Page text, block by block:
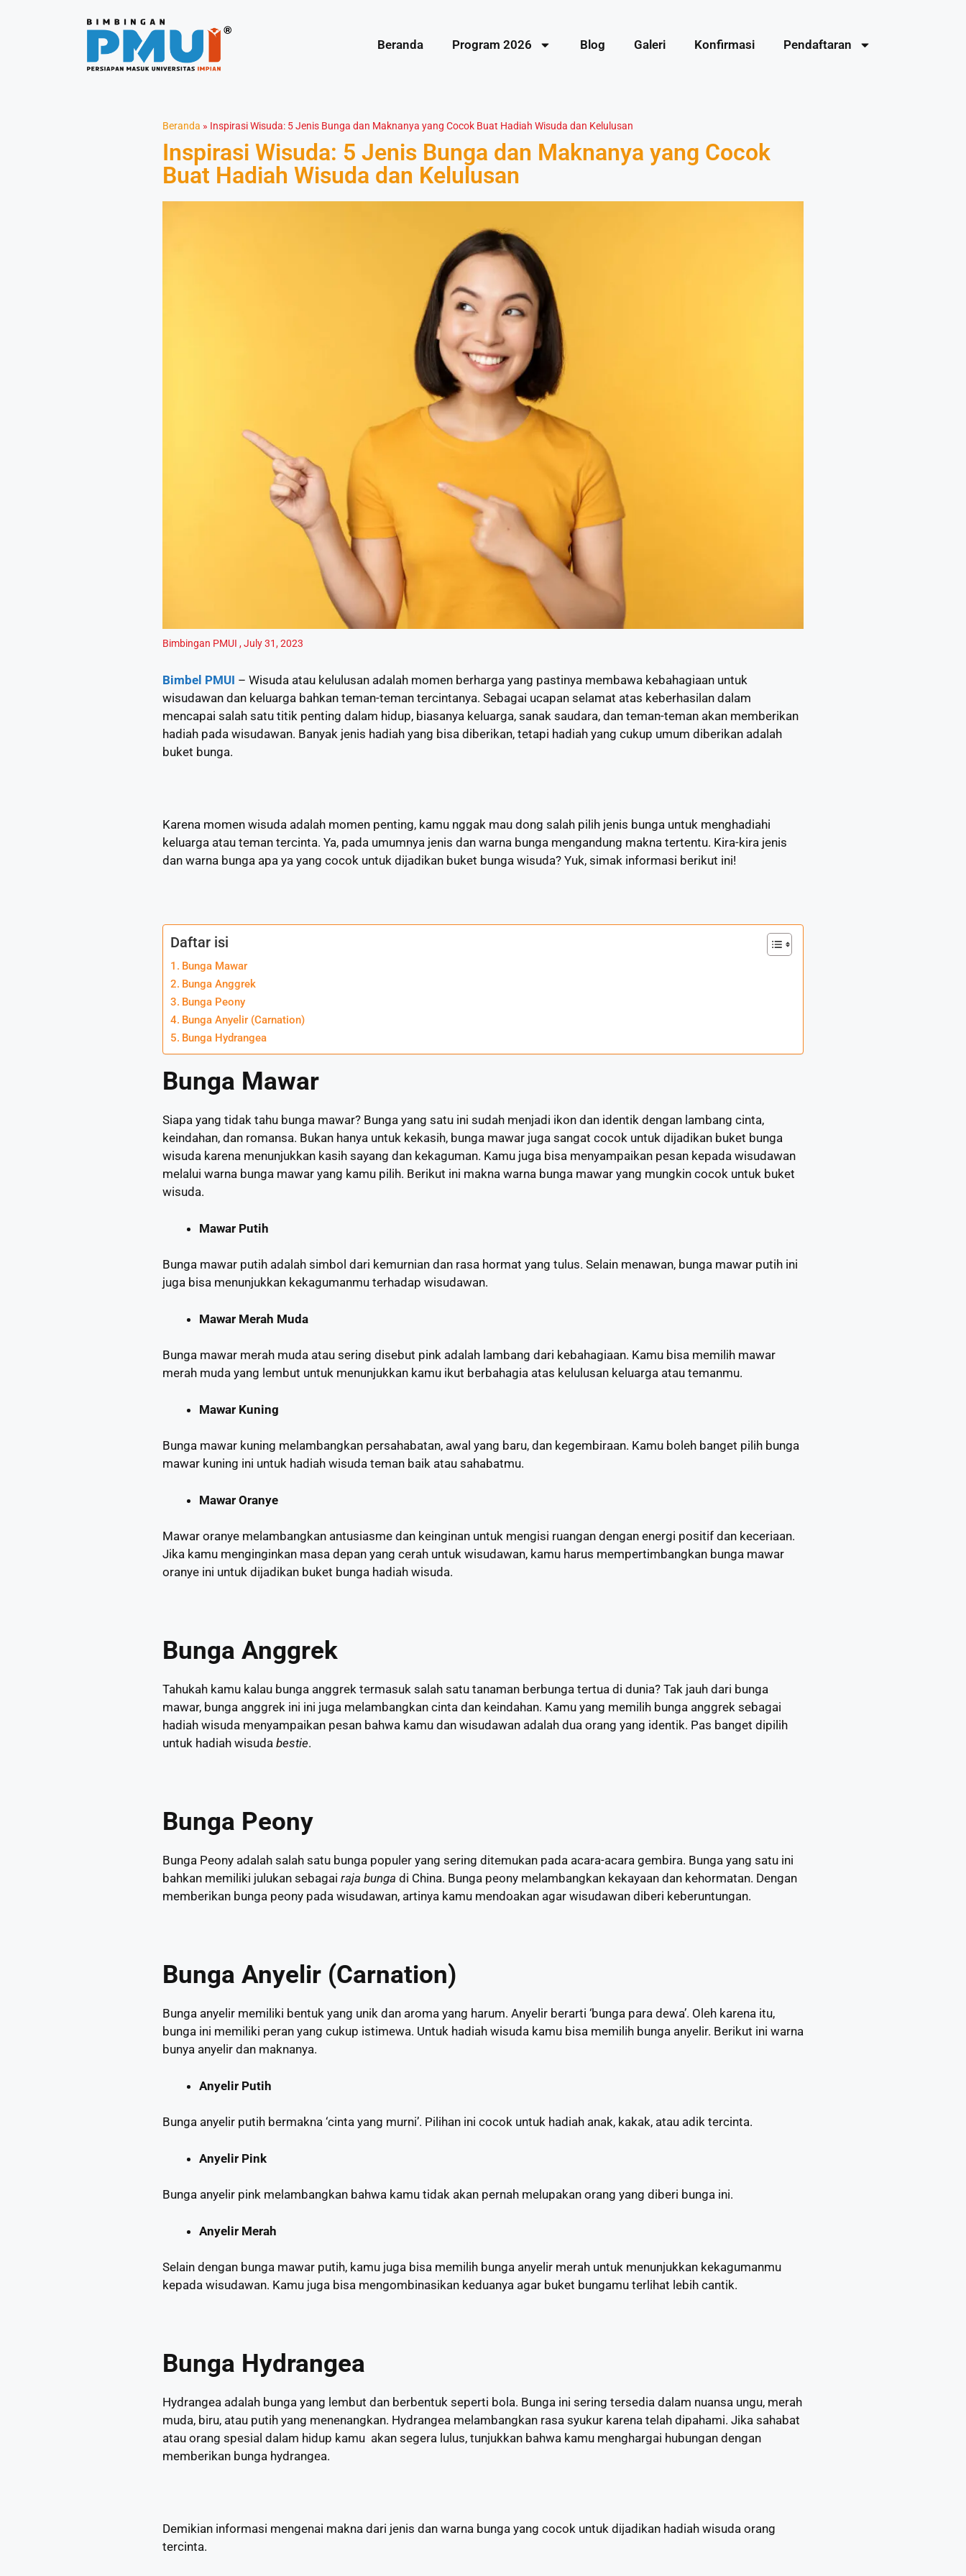
Beranda Program 2026 Blog Galeri Konfirmasi Pendaftaran
Beranda » Inspirasi Wisuda: 5 Jenis Bunga dan Maknanya yang Cocok Buat Hadiah Wisuda dan Kelulusan
Inspirasi Wisuda: 5 Jenis Bunga dan Maknanya yang Cocok
Buat Hadiah Wisuda dan Kelulusan
Bimbingan PMUI ,July 31, 2023
Bimbel PMUI – Wisuda atau kelulusan adalah momen berharga yang pastinya membawa kebahagiaan untuk
wisudawan dan keluarga bahkan teman-teman tercintanya. Sebagai ucapan selamat atas keberhasilan dalam
mencapai salah satu titik penting dalam hidup, biasanya keluarga, sanak saudara, dan teman-teman akan memberikan
hadiah pada wisudawan. Banyak jenis hadiah yang bisa diberikan, tetapi hadiah yang cukup umum diberikan adalah
buket bunga.
Karena momen wisuda adalah momen penting, kamu nggak mau dong salah pilih jenis bunga untuk menghadiahi
keluarga atau teman tercinta. Ya, pada umumnya jenis dan warna bunga mengandung makna tertentu. Kira-kira jenis
dan warna bunga apa ya yang cocok untuk dijadikan buket bunga wisuda? Yuk, simak informasi berikut ini!
Daftar isi
Bunga Mawar
Bunga Anggrek
Bunga Peony
Bunga Anyelir (Carnation)
Bunga Hydrangea
Bunga Mawar
Siapa yang tidak tahu bunga mawar? Bunga yang satu ini sudah menjadi ikon dan identik dengan lambang cinta,
keindahan, dan romansa. Bukan hanya untuk kekasih, bunga mawar juga sangat cocok untuk dijadikan buket bunga
wisuda karena menunjukkan kasih sayang dan kekaguman. Kamu juga bisa menyampaikan pesan kepada wisudawan
melalui warna bunga mawar yang kamu pilih. Berikut ini makna warna bunga mawar yang mungkin cocok untuk buket
wisuda.
Mawar Putih
Bunga mawar putih adalah simbol dari kemurnian dan rasa hormat yang tulus. Selain menawan, bunga mawar putih ini
juga bisa menunjukkan kekagumanmu terhadap wisudawan.
Mawar Merah Muda
Bunga mawar merah muda atau sering disebut pink adalah lambang dari kebahagiaan. Kamu bisa memilih mawar
merah muda yang lembut untuk menunjukkan kamu ikut berbahagia atas kelulusan keluarga atau temanmu.
Mawar Kuning
Bunga mawar kuning melambangkan persahabatan, awal yang baru, dan kegembiraan. Kamu boleh banget pilih bunga
mawar kuning ini untuk hadiah wisuda teman baik atau sahabatmu.
Mawar Oranye
Mawar oranye melambangkan antusiasme dan keinginan untuk mengisi ruangan dengan energi positif dan keceriaan.
Jika kamu menginginkan masa depan yang cerah untuk wisudawan, kamu harus mempertimbangkan bunga mawar
oranye ini untuk dijadikan buket bunga hadiah wisuda.
Bunga Anggrek
Tahukah kamu kalau bunga anggrek termasuk salah satu tanaman berbunga tertua di dunia? Tak jauh dari bunga
mawar, bunga anggrek ini ini juga melambangkan cinta dan keindahan. Kamu yang memilih bunga anggrek sebagai
hadiah wisuda menyampaikan pesan bahwa kamu dan wisudawan adalah dua orang yang identik. Pas banget dipilih
untuk hadiah wisuda bestie.
Bunga Peony
Bunga Peony adalah salah satu bunga populer yang sering ditemukan pada acara-acara gembira. Bunga yang satu ini
bahkan memiliki julukan sebagai raja bunga di China. Bunga peony melambangkan kekayaan dan kehormatan. Dengan
memberikan bunga peony pada wisudawan, artinya kamu mendoakan agar wisudawan diberi keberuntungan.
Bunga Anyelir (Carnation)
Bunga anyelir memiliki bentuk yang unik dan aroma yang harum. Anyelir berarti ‘bunga para dewa’. Oleh karena itu,
bunga ini memiliki peran yang cukup istimewa. Untuk hadiah wisuda kamu bisa memilih bunga anyelir. Berikut ini warna
bunya anyelir dan maknanya.
Anyelir Putih
Bunga anyelir putih bermakna ‘cinta yang murni’. Pilihan ini cocok untuk hadiah anak, kakak, atau adik tercinta.
Anyelir Pink
Bunga anyelir pink melambangkan bahwa kamu tidak akan pernah melupakan orang yang diberi bunga ini.
Anyelir Merah
Selain dengan bunga mawar putih, kamu juga bisa memilih bunga anyelir merah untuk menunjukkan kekagumanmu
kepada wisudawan. Kamu juga bisa mengombinasikan keduanya agar buket bungamu terlihat lebih cantik.
Bunga Hydrangea
Hydrangea adalah bunga yang lembut dan berbentuk seperti bola. Bunga ini sering tersedia dalam nuansa ungu, merah
muda, biru, atau putih yang menenangkan. Hydrangea melambangkan rasa syukur karena telah dipahami. Jika sahabat
atau orang spesial dalam hidup kamu akan segera lulus, tunjukkan bahwa kamu menghargai hubungan dengan
memberikan bunga hydrangea.
Demikian informasi mengenai makna dari jenis dan warna bunga yang cocok untuk dijadikan hadiah wisuda orang
tercinta.